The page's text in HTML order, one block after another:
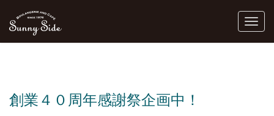
創業４０周年感謝祭企画中！